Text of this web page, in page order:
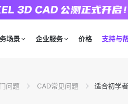
场景 企业服务 价格 支持与
问题 CAD常见问题
适合初学